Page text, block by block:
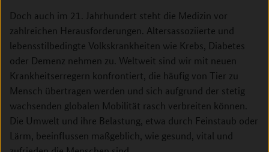
–
dazu
braucht
es
eine
starke
Gesundheitsforschung.
Die
Bundesregierung
Doch auch im 21. Jahrhundert steht die Medizin vor
zahlreichen Herausforderungen. Altersassoziierte und
lebensstilbedingte Volkskrankheiten wie Krebs, Diabetes
oder Demenz nehmen zu. Weltweit sind wir mit neuen
Krankheitserregern konfrontiert, die häufig von Tier zu
Mensch übertragen werden und sich aufgrund der stetig
wachsenden globalen Mobilität rasch verbreiten können.
Die Umwelt und ihre Belastung, etwa durch Feinstaub oder
Lärm, beeinflussen maßgeblich, wie gesund, vital und